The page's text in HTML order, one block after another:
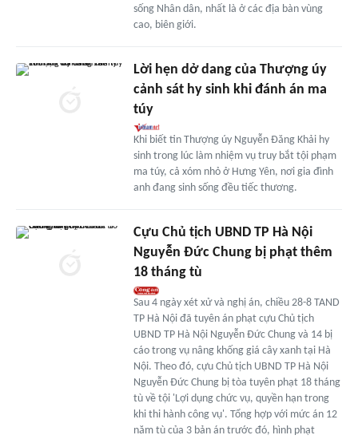
sống Nhân dân, nhất là ở các địa bàn vùng
cao, biên giới.
Lời hẹn dở dang của Thượng úy
cảnh sát hy sinh khi đánh án ma
túy
Khi biết tin Thượng úy Nguyễn Đăng Khải hy
sinh trong lúc làm nhiệm vụ truy bắt tội phạm
ma túy, cả xóm nhỏ ở Hưng Yên, nơi gia đình
anh đang sinh sống đều tiếc thương.
Cựu Chủ tịch UBND TP Hà Nội
Nguyễn Đức Chung bị phạt thêm
18 tháng tù
Sau 4 ngày xét xử và nghị án, chiều 28-8 TAND
TP Hà Nội đã tuyên án phạt cựu Chủ tịch
UBND TP Hà Nội Nguyễn Đức Chung và 14 bị
cáo trong vụ nâng khống giá cây xanh tại Hà
Nội. Theo đó, cựu Chủ tịch UBND TP Hà Nội
Nguyễn Đức Chung bị tòa tuyên phạt 18 tháng
tù về tội 'Lợi dụng chức vụ, quyền hạn trong
khi thi hành công vụ'. Tổng hợp với mức án 12
năm tù của 3 bản án trước đó, hình phạt